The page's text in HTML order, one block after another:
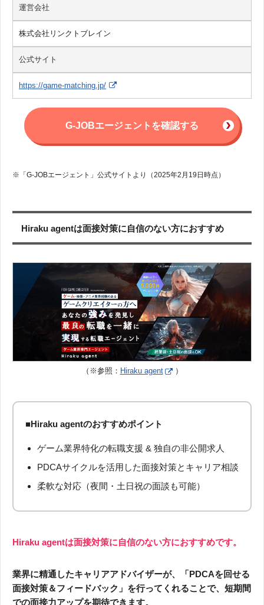
運営会社
株式会社リンクトブレイン
公式サイト
https://game-matching.jp/
G-JOBエージェントを確認する
※「G-JOBエージェント」公式サイトより（2025年2月19日時点）
Hiraku agentは面接対策に自信のない方におすすめ
（※参照： Hiraku agent ）
■Hiraku agentのおすすめポイント
ゲーム業界特化の転職支援 & 独自の非公開求人
PDCAサイクルを活用した面接対策とキャリア相談
柔軟な対応（夜間・土日祝の面談も可能）
Hiraku agentは面接対策に自信のない方におすすめです。
業界に精通したキャリアアドバイザーが、「PDCAを回せる
面接対策＆フィードバック」を行ってくれることで、短期間
での面接力アップを期待できます。